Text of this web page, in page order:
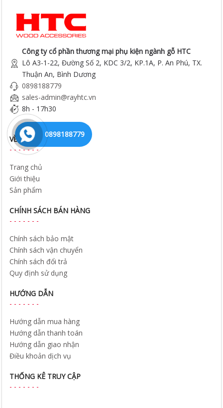
Công ty cổ phần thương mại phụ kiện ngành gỗ HTC
Lô A3-1-22, Đường Số 2, KDC 3/2, KP.1A, P. An Phú, TX.
Thuận An, Bình Dương
0898188779
sales-admin@rayhtc.vn
8h - 17h30
VỀ CHÚNG TÔI
Trang chủ
Giới thiệu
Sản phẩm
CHÍNH SÁCH BÁN HÀNG
Chính sách bảo mật
Chính sách vận chuyển
Chính sách đổi trả
Quy định sử dụng
HƯỚNG DẪN
Hướng dẫn mua hàng
Hướng dẫn thanh toán
Hướng dẫn giao nhận
Điều khoản dịch vụ
THỐNG KÊ TRUY CẬP
0898188779